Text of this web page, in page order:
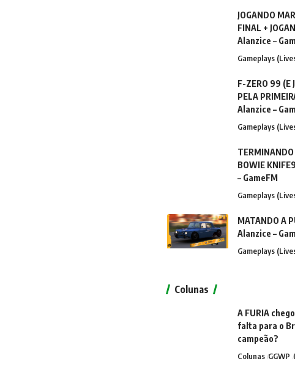
JOGANDO
FINAL +
Alanzice –
Gameplays
F-ZERO 99 (E
PELA
Alanzice –
Gameplays
BOWIE
– GameFM
Gameplays
MATANDO A
Alanzice –
Gameplays
Colunas
A FURIA
falta para o
campeão?
Colunas GGWP